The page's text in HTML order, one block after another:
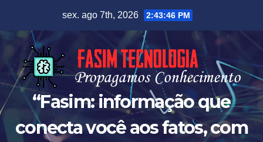
sex. ago 7th, 2026 2:43:46 PM
“Fasim: informação que
conecta você aos fatos, com